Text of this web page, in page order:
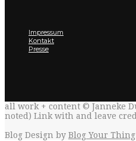
Impressum
Kontakt
Presse
all work + content © Janneke
noted) Link with and leave
Blog Design by Blog Your Thing